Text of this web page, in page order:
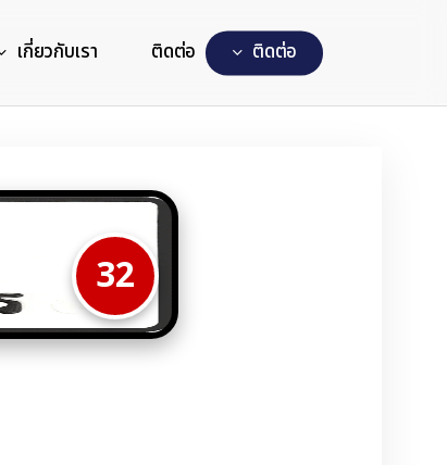
เกี่ยวกับเรา ติดต่อ ตดตอ
32